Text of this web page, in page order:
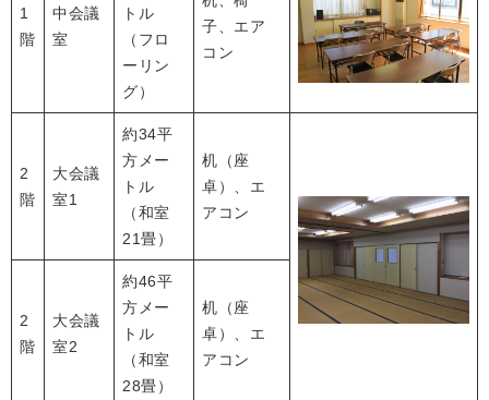
1
階
中会議
室
トル
（フロ
ーリン
グ）
子、エア
コン
2
階
大会議
室1
約34平
方メー
トル
（和室
21畳）
机（座
卓）、エ
アコン
2
階
大会議
室2
約46平
方メー
トル
（和室
28畳）
机（座
卓）、エ
アコン